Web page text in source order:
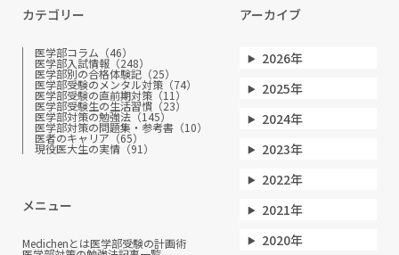
カテゴリー
医学部コラム（46）
医学部入試情報（248）
医学部別の合格体験記（25）
医学部受験のメンタル対策（74）
医学部受験の直前期対策（11）
医学部受験生の生活習慣（23）
医学部対策の勉強法（145）
医学部対策の問題集・参考書（10）
医者のキャリア（65）
現役医大生の実情（91）
メニュー
Medichenとは医学部受験の計画術
アーカイブ
2026年
2025年
2024年
2023年
2022年
2021年
2020年